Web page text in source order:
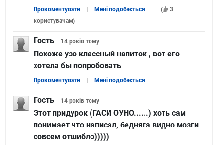
Прокоментувати Мені подобається (
3
користувачам)
Гость 14 років тому
Похоже узо классный напиток , вот его
хотела бы попробовать
Прокоментувати Мені подобається
Гость 14 років тому
Этот придурок (ГАСИ ОУНО......) хоть сам
понимает что написал, бедняга видно мозги
совсем отшибло)))))